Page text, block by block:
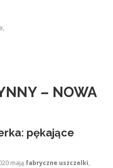
– NOWA
pękające
mają fabryczne uszczelki,